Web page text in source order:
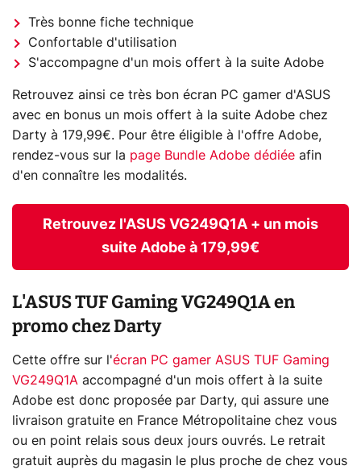
Très bonne fiche technique
Confortable d'utilisation
S'accompagne d'un mois offert à la suite Adobe
Retrouvez ainsi ce très bon écran PC gamer d'ASUS
avec en bonus un mois offert à la suite Adobe chez
Darty à 179,99€. Pour être éligible à l'offre Adobe,
rendez-vous sur la page Bundle Adobe dédiée afin
d'en connaître les modalités.
Retrouvez l'ASUS VG249Q1A + un mois
suite Adobe à 179,99€
L'ASUS TUF Gaming VG249Q1A en
promo chez Darty
Cette offre sur l'écran PC gamer ASUS TUF Gaming
VG249Q1A accompagné d'un mois offert à la suite
Adobe est donc proposée par Darty, qui assure une
livraison gratuite en France Métropolitaine chez vous
ou en point relais sous deux jours ouvrés. Le retrait
gratuit auprès du magasin le plus proche de chez vous